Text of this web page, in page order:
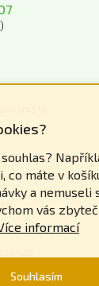
co máte v
a nemuseli
vás
informací
Souhlasím